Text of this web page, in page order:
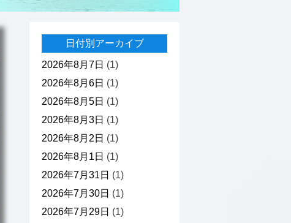
日付別アーカイブ
2026年8月7日 (1)
2026年8月6日 (1)
2026年8月5日 (1)
2026年8月3日 (1)
2026年8月2日 (1)
2026年8月1日 (1)
2026年7月31日 (1)
2026年7月30日 (1)
2026年7月29日 (1)